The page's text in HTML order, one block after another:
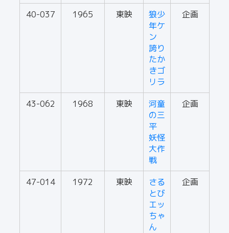
40-037 1965 東映
狼少
年ケ
ン
誇り
たか
きゴ
リラ
企画
43-062 1968 東映
河童
の三
平
妖怪
大作
戦
企画
47-014 1972 東映
さる
とび
エッ
ちゃ
ん
企画